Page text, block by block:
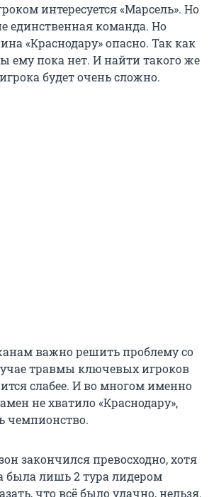
интересуется «Марсель». Но
единственная команда. Но
«Краснодару» опасно. Так как
ему пока нет. И найти такого же
будет очень сложно.
важно решить проблему со
травмы ключевых игроков
слабее. И во многом именно
не хватило «Краснодару»,
чемпионство.
закончился превосходно, хотя
была лишь2тура лидером
что всё было удачно, нельзя.